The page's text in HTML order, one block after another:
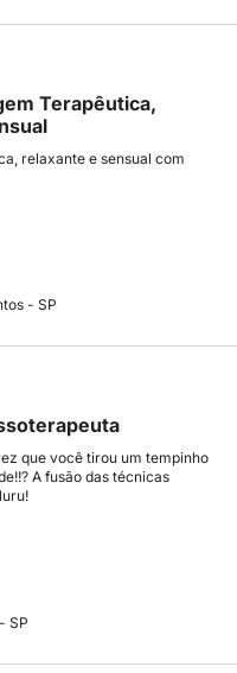
Terapêutica,
relaxante e sensual com
- SP
que você tirou um tempinho
A fusão das técnicas
SP